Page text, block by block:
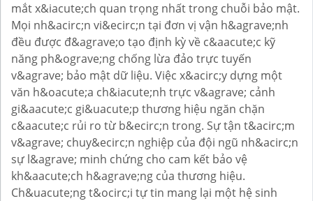
mắt x&iacute;ch quan trọng nhất trong chuỗi bảo mật.
Mọi nh&acirc;n vi&ecirc;n tại đơn vị vận h&agrave;nh
đều được đ&agrave;o tạo định kỳ về c&aacute;c kỹ
năng ph&ograve;ng chống lừa đảo trực tuyến
v&agrave; bảo mật dữ liệu. Việc x&acirc;y dựng một
văn h&oacute;a ch&iacute;nh trực v&agrave; cảnh
gi&aacute;c gi&uacute;p thương hiệu ngăn chặn
c&aacute;c rủi ro từ b&ecirc;n trong. Sự tận t&acirc;m
v&agrave; chuy&ecirc;n nghiệp của đội ngũ nh&acirc;n
sự l&agrave; minh chứng cho cam kết bảo vệ
kh&aacute;ch h&agrave;ng của thương hiệu.
Ch&uacute;ng t&ocirc;i tự tin mang lại một hệ sinh